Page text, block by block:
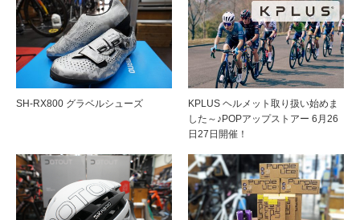
SH-RX800 グラベルシューズ
KPLUS ヘルメット取り扱い始めま
した～♪POPアップストアー 6月26
日27日開催！